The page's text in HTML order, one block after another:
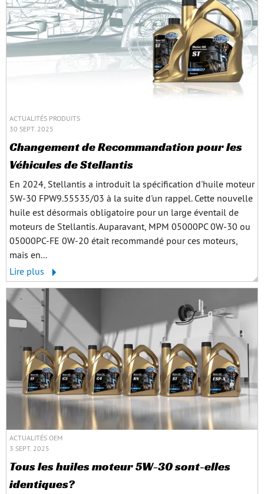
ACTUALITÉS PRODUITS
30 SEPT. 2025
Changement de Recommandation pour les
Véhicules de Stellantis
En 2024, Stellantis a introduit la spécification d'huile moteur
5W-30 FPW9.55535/03 à la suite d'un rappel. Cette nouvelle
huile est désormais obligatoire pour un large éventail de
moteurs de Stellantis. Auparavant, MPM 05000PC 0W-30 ou
05000PC-FE 0W-20 était recommandé pour ces moteurs,
mais en...
Lire plus
ACTUALITÉS OEM
3 SEPT. 2025
Tous les huiles moteur 5W-30 sont-elles
identiques?